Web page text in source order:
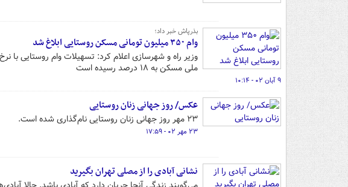
بذرپاش خبر داد؛
وام ٣۵٠ میلیون تومانی مسکن روستایی ابلاغ شد
ملی مسکن به ١٨ درصد رسیده‌ است
۹ آبان ۰۲ - ۱۰:۱۴
عکس/ روز جهانی زنان روستایی
۲۳ مهر روز جهانی زنان روستایی نام‌گذاری شده‌ است.
۲۳ مهر ۰۲ - ۱۷:۵۹
نشانی آبادی را از مصلی تهران بگیرید